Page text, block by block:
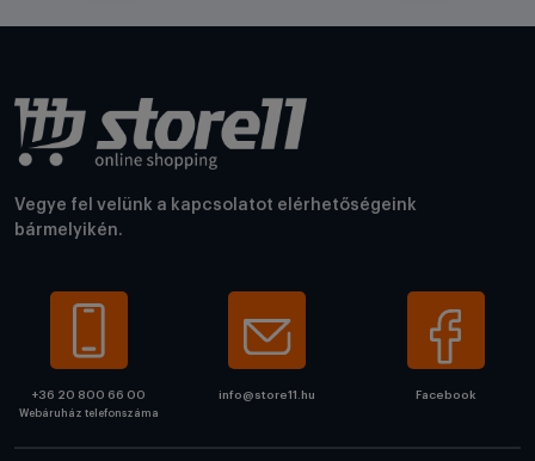
Vegye fel velünk a kapcsolatot elérhetőségeink
bármelyikén.
+36 20 800 66 00
Webáruház telefonszáma
info@store11.hu Facebook